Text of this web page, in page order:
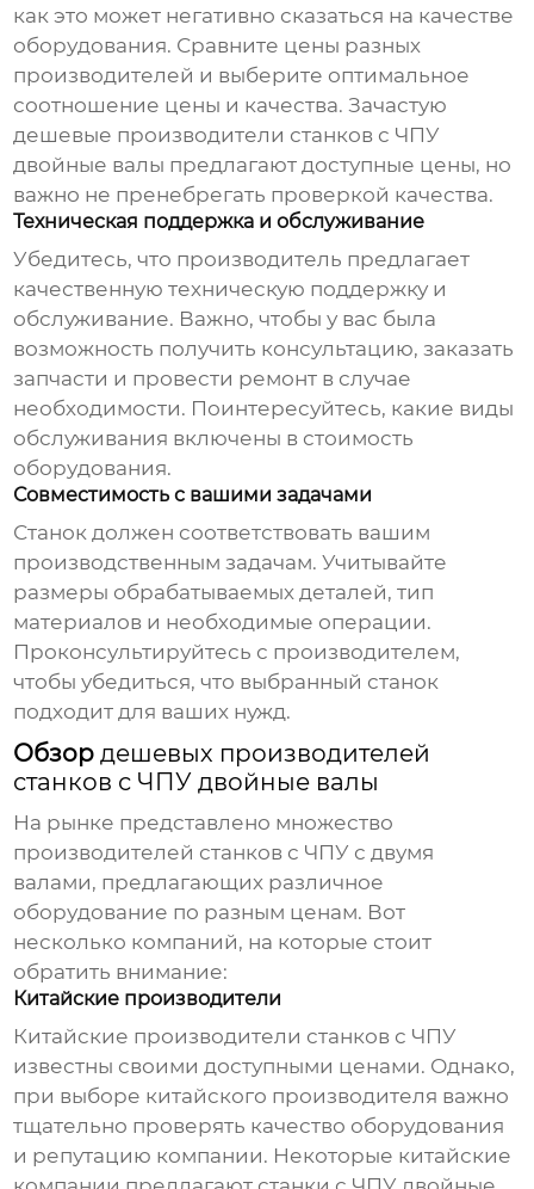
как это может негативно сказаться на качестве
оборудования. Сравните цены разных
производителей и выберите оптимальное
соотношение цены и качества. Зачастую
дешевые производители станков с ЧПУ
двойные валы предлагают доступные цены, но
важно не пренебрегать проверкой качества.
Техническая поддержка и обслуживание
Убедитесь, что производитель предлагает
качественную техническую поддержку и
обслуживание. Важно, чтобы у вас была
возможность получить консультацию, заказать
запчасти и провести ремонт в случае
необходимости. Поинтересуйтесь, какие виды
обслуживания включены в стоимость
оборудования.
Совместимость с вашими задачами
Станок должен соответствовать вашим
производственным задачам. Учитывайте
размеры обрабатываемых деталей, тип
материалов и необходимые операции.
Проконсультируйтесь с производителем,
чтобы убедиться, что выбранный станок
подходит для ваших нужд.
Обзордешевых производителей
станков с ЧПУ двойные валы
На рынке представлено множество
производителей станков с ЧПУ с двумя
валами, предлагающих различное
оборудование по разным ценам. Вот
несколько компаний, на которые стоит
обратить внимание:
Китайские производители
Китайские производители станков с ЧПУ
известны своими доступными ценами. Однако,
при выборе китайского производителя важно
тщательно проверять качество оборудования
и репутацию компании. Некоторые китайские